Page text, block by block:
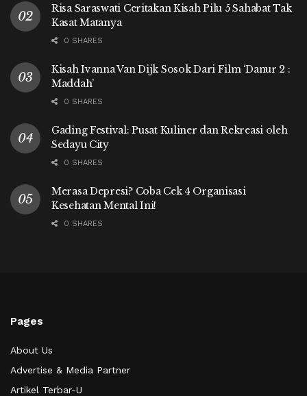
Risa Saraswati Ceritakan Kisah Pilu 5 Sahabat Tak
Kasat Matanya
0 SHARES
Kisah Ivanna Van Dijk Sosok Dari Film ‘Danur 2 :
Maddah’
0 SHARES
Gading Festival: Pusat Kuliner dan Rekreasi oleh
Sedayu City
0 SHARES
Merasa Depresi? Coba Cek 4 Organisasi
Kesehatan Mental Ini!
0 SHARES
Pages
About Us
Advertise & Media Partner
Artikel Terbar-U